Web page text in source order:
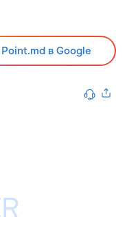
в Google